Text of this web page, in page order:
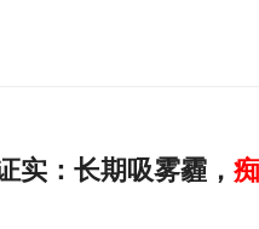
实：长期吸雾霾，